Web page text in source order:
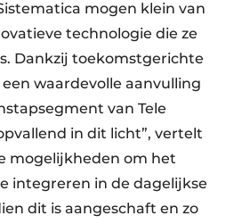
mogen klein van
technologie die ze
Dankzij toekomstgerichte
waardevolle aanvulling
van Tele
in dit licht”, vertelt
mogelijkheden om het
integreren in de dagelijkse
dit is aangeschaft en zo